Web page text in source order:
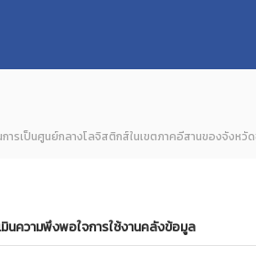
การเป็นศูนย์กลางโลจิสติกส์ในเขตภาคอีสานของจังหวั
นความพึงพอใจการใช้งานคลังข้อมูล